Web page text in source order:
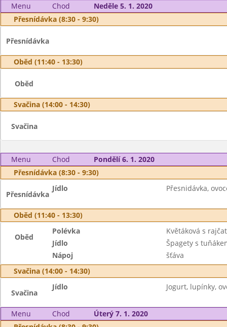
Menu Chod
Neděle 5. 1. 2020
Přesnídávka (8:30 - 9:30)
Přesnídávka
Oběd (11:40 - 13:30)
Oběd
Svačina (14:00 - 14:30)
Svačina
Menu Chod
Pondělí 6. 1. 2020
Přesnídávka (8:30 - 9:30)
Přesnídávka
Jídlo Přesnidávka,
Oběd (11:40 - 13:30)
Oběd
Polévka
Květáková s
Jídlo
Špagety s
Nápoj
šťáva
Svačina (14:00 - 14:30)
Svačina
Jídlo Jogurt, lupínky,
Menu Chod
Úterý 7. 1. 2020